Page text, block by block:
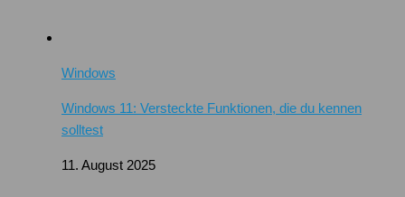
Windows
Windows 11: Versteckte Funktionen, die du kennen
solltest
11. August 2025